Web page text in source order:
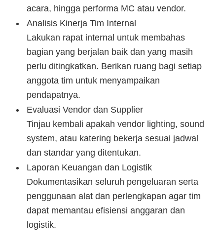
acara, hingga performa MC atau vendor.
Analisis Kinerja Tim Internal
Lakukan rapat internal untuk membahas
bagian yang berjalan baik dan yang masih
perlu ditingkatkan. Berikan ruang bagi setiap
anggota tim untuk menyampaikan
pendapatnya.
Evaluasi Vendor dan Supplier
Tinjau kembali apakah vendor lighting, sound
system, atau katering bekerja sesuai jadwal
dan standar yang ditentukan.
Laporan Keuangan dan Logistik
Dokumentasikan seluruh pengeluaran serta
penggunaan alat dan perlengkapan agar tim
dapat memantau efisiensi anggaran dan
logistik.